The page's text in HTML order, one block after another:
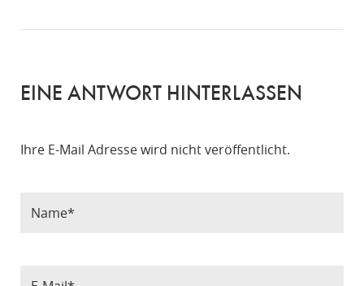
EINE ANTWORT HINTERLASSEN
Ihre E-Mail Adresse wird nicht veröffentlicht.